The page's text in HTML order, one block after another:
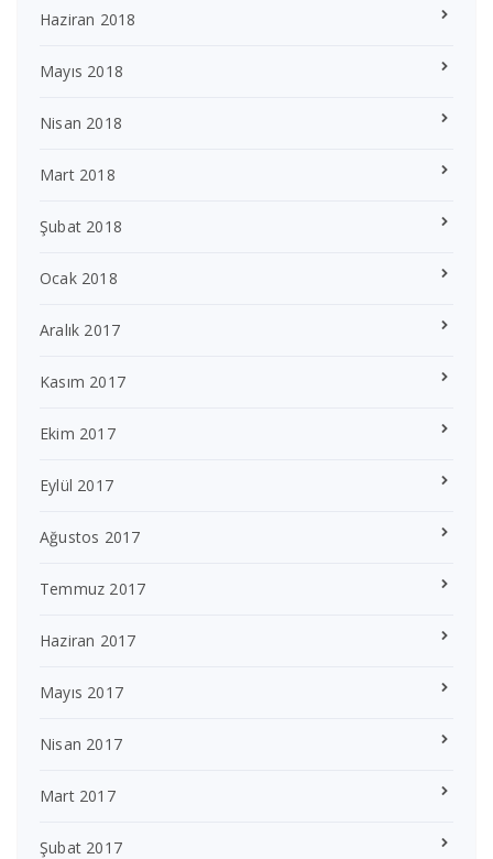
Haziran 2018
Mayıs 2018
Nisan 2018
Mart 2018
Şubat 2018
Ocak 2018
Aralık 2017
Kasım 2017
Ekim 2017
Eylül 2017
Ağustos 2017
Temmuz 2017
Haziran 2017
Mayıs 2017
Nisan 2017
Mart 2017
Şubat 2017